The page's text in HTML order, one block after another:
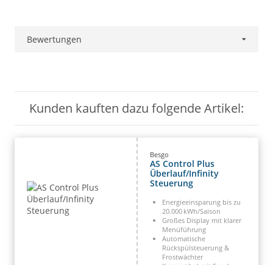
Bewertungen
Kunden kauften dazu folgende Artikel:
Besgo
AS Control Plus
Überlauf/Infinity
Steuerung
Energieeinsparung bis zu
20.000 kWh/Saison
Großes Display mit klarer
Menüführung
Automatische
Rückspülsteuerung &
Frostwächter